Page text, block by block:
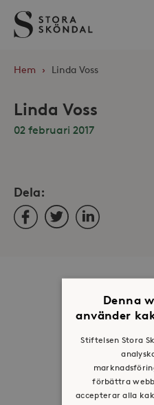
Stora
Sköndal
Hem › Linda Voss
Linda Voss
02 februari 2017
Dela:
FacebookTwitterLinkedIn
Denna
använder
Stiftelsen Stora
förbättra
accepterar alla